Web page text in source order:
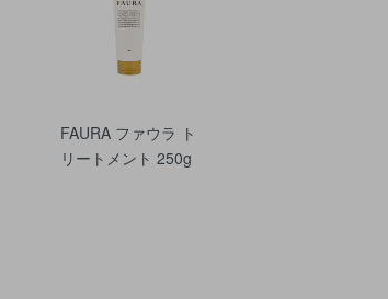
FAURA ファウラ ト
リートメント 250g